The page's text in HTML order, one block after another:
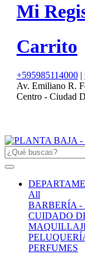
Mi
Carrito
+595985114000 |
Av. Emiliano R.
Centro - Ciudad
All
BARBERÍA -
CUIDADO
PERFUMES